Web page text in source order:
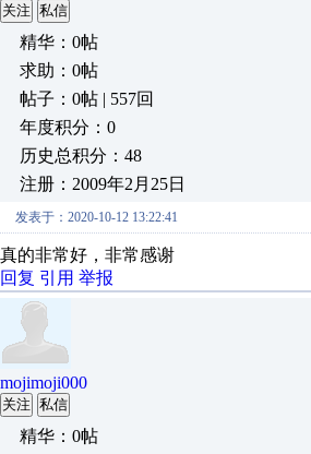
关注 私信
精华：0帖
求助：0帖
帖子：0帖 | 557回
年度积分：0
历史总积分：48
注册：2009年2月25日
发表于：2020-10-12 13:22:41
真的非常好，非常感谢
回复 引用 举报
mojimoji000
关注 私信
精华：0帖